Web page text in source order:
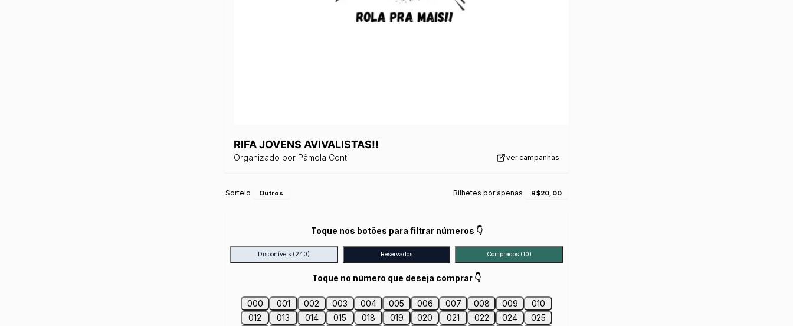
RIFA JOVENS AVIVALISTAS!!
Organizado por Pâmela Conti ver campanhas
Sorteio Outros Bilhetes por apenas R$20,00
Toque nos botões para filtrar números 👇
Disponíveis (240) Reservados Comprados (10)
Toque no número que deseja comprar 👇
000 001 002 003 004 005 006 007 008 009
010
012
013 014 015 018 019 020 021 022 024
025